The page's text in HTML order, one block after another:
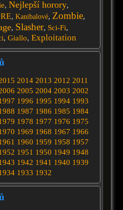
, Nejlepší horory,
, Kanibalové, Zombie,
, Slasher, Sci-Fi,
, Giallo, Exploitation
2014 2013 2012 2011
2005 2004 2003 2002
1996 1995 1994 1993
1987 1986 1985 1984
1978 1977 1976 1975
1969 1968 1967 1966
1960 1959 1958 1957
1951 1950 1949 1948
1942 1941 1940 1939
1933 1932